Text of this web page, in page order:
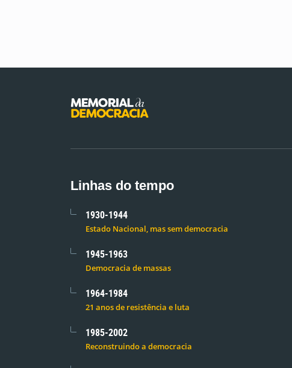
Linhas do tempo
1930-1944
Estado Nacional, mas sem democracia
1945-1963
Democracia de massas
1964-1984
21 anos de resistência e luta
1985-2002
Reconstruindo a democracia